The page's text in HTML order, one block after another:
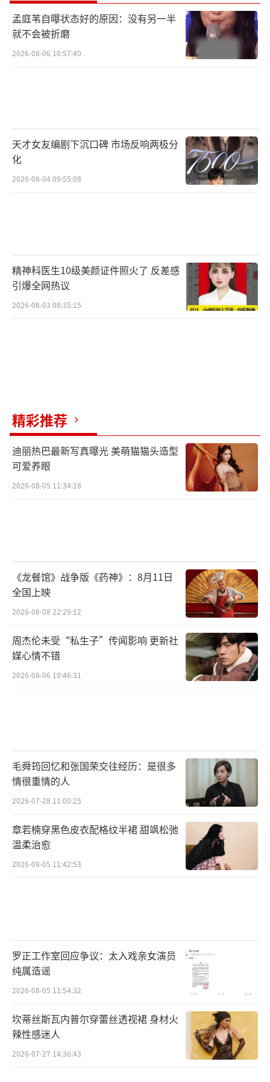
孟庭苇自曝状态好的原因：没有另一半
就不会被折磨
2026-08-06 10:57:40
天才女友编剧下沉口碑 市场反响两极分
化
2026-08-04 09:55:08
精神科医生10级美颜证件照火了 反差感
引爆全网热议
2026-08-03 08:35:15
精彩推荐
迪丽热巴最新写真曝光 美萌猫猫头造型
可爱养眼
2026-08-05 11:34:16
《龙餐馆》战争版《药神》：8月11日
全国上映
2026-08-08 22:29:12
周杰伦未受“私生子”传闻影响 更新社
媒心情不错
2026-08-06 10:46:31
毛舜筠回忆和张国荣交往经历：是很多
情很重情的人
2026-07-28 11:00:25
章若楠穿黑色皮衣配格纹半裙 甜飒松弛
温柔治愈
2026-08-05 11:42:53
罗正工作室回应争议：太入戏亲女演员
纯属造谣
2026-08-05 11:54:32
坎蒂丝斯瓦内普尔穿蕾丝透视裙 身材火
辣性感迷人
2026-07-27 14:36:43